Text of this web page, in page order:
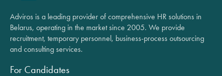
Adviros is a leading provider of comprehensive HR solutions in
Belarus, operating in the market since 2005. We provide
recruitment, temporary personnel, business-process outsourcing
and consulting services.
For Candidates